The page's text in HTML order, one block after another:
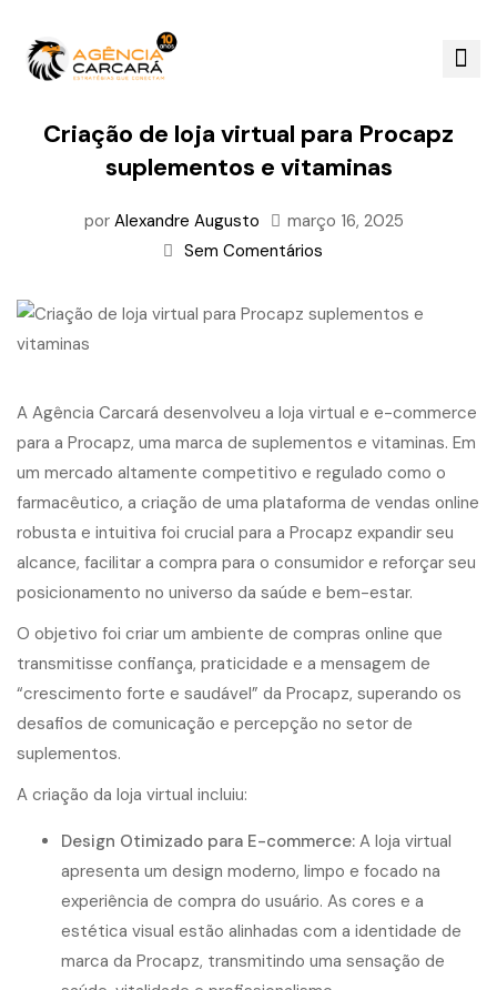
Criação de loja virtual para Procapz
suplementos e vitaminas
por Alexandre Augusto
março 16, 2025
Sem Comentários
A Agência Carcará desenvolveu a loja virtual e e-commerce
para a Procapz, uma marca de suplementos e vitaminas. Em
um mercado altamente competitivo e regulado como o
farmacêutico, a criação de uma plataforma de vendas online
robusta e intuitiva foi crucial para a Procapz expandir seu
alcance, facilitar a compra para o consumidor e reforçar seu
posicionamento no universo da saúde e bem-estar.
O objetivo foi criar um ambiente de compras online que
transmitisse confiança, praticidade e a mensagem de
“crescimento forte e saudável” da Procapz, superando os
desafios de comunicação e percepção no setor de
suplementos.
A criação da loja virtual incluiu:
Design Otimizado para E-commerce: A loja virtual
apresenta um design moderno, limpo e focado na
experiência de compra do usuário. As cores e a
estética visual estão alinhadas com a identidade de
marca da Procapz, transmitindo uma sensação de